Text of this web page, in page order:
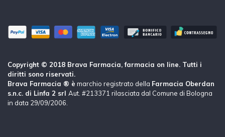
Copyright © 2018 Brava Farmacia, farmacia on line. Tutti i
diritti sono riservati.
Brava Farmacia ® è marchio registrato della Farmacia Oberdan
s.n.c. di Linfa 2 srl Aut. #213371 rilasciata dal Comune di Bologna
in data 29/09/2006.